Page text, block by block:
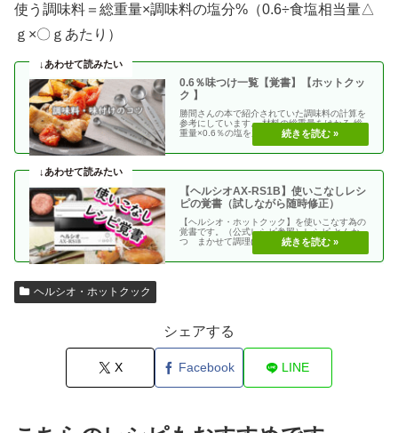
使う調味料＝総重量×調味料の塩分%（0.6÷食塩相当量△
ｇ×〇ｇあたり）
0.6％味つけ一覧【覚書】【ホットクッ
ク 】
勝間さんの本で紹介されていた調味料の計算を
参考にしています。 材料の総重量をはかる 総
重量×0.6％の塩を加える 使う調味料＝（総重
【ヘルシオAX-RS1B】使いこなしレシ
ピの覚書（試しながら随時修正）
【ヘルシオ・ホットクック】を使いこなす為の
覚書です。（公式レシピ参照）レシピ とんか
つ まかせて調理(網焼き・揚げる) エビフラ
ヘルシオ・ホットクック
シェアする
X Facebook LINE